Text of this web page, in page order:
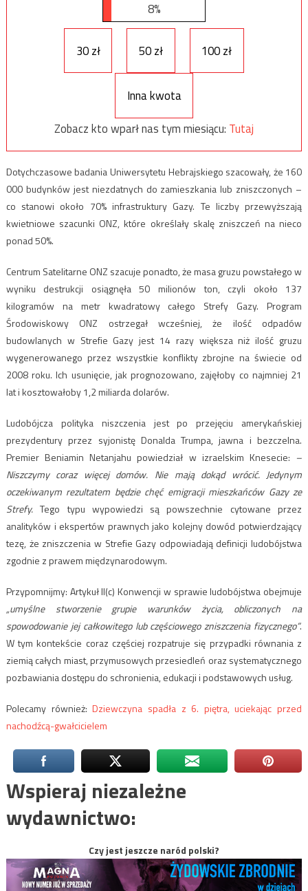
8%
30 zł 50 zł 100 zł
Inna kwota
Zobacz kto wparł nas tym miesiącu: Tutaj
Dotychczasowe badania Uniwersytetu Hebrajskiego szacowały, że 160
000 budynków jest niezdatnych do zamieszkania lub zniszczonych –
co stanowi około 70% infrastruktury Gazy. Te liczby przewyższają
kwietniowe szacunki ONZ, które określały skalę zniszczeń na nieco
ponad 50%.
Centrum Satelitarne ONZ szacuje ponadto, że masa gruzu powstałego w
wyniku destrukcji osiągnęła 50 milionów ton, czyli około 137
kilogramów na metr kwadratowy całego Strefy Gazy. Program
Środowiskowy ONZ ostrzegał wcześniej, że ilość odpadów
budowlanych w Strefie Gazy jest 14 razy większa niż ilość gruzu
wygenerowanego przez wszystkie konflikty zbrojne na świecie od
2008 roku. Ich usunięcie, jak prognozowano, zajęłoby co najmniej 21
lat i kosztowałoby 1,2 miliarda dolarów.
Ludobójcza polityka niszczenia jest po przejęciu amerykańskiej
prezydentury przez syjonistę Donalda Trumpa, jawna i bezczelna.
Premier Beniamin Netanjahu powiedział w izraelskim Knesecie: –
Niszczymy coraz więcej domów. Nie mają dokąd wrócić. Jedynym
oczekiwanym rezultatem będzie chęć emigracji mieszkańców Gazy ze
Strefy.Tego typu wypowiedzi są powszechnie cytowane przez
analityków i ekspertów prawnych jako kolejny dowód potwierdzający
tezę, że zniszczenia w Strefie Gazy odpowiadają definicji ludobójstwa
zgodnie z prawem międzynarodowym.
Przypomnijmy: Artykuł II(c) Konwencji w sprawie ludobójstwa obejmuje
„umyślne stworzenie grupie warunków życia, obliczonych na
spowodowanie jej całkowitego lub częściowego zniszczenia fizycznego”.
W tym kontekście coraz częściej rozpatruje się przypadki równania z
ziemią całych miast, przymusowych przesiedleń oraz systematycznego
pozbawiania dostępu do schronienia, edukacji i podstawowych usług.
Polecamy również:Dziewczyna spadła z 6. piętra, uciekając przed
nachodźcą-gwałcicielem
Wspieraj niezależne
wydawnictwo:
Czy jest jeszcze naród polski?